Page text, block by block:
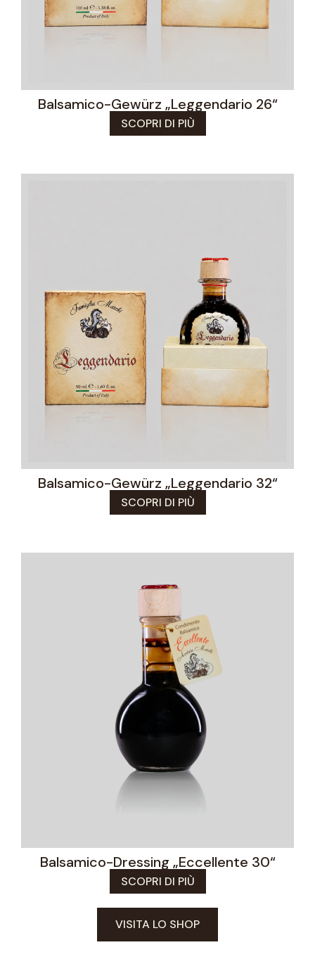
Balsamico-Gewürz „Leggendario 26“
SCOPRI DI PIÙ
Balsamico-Gewürz „Leggendario 32“
SCOPRI DI PIÙ
Balsamico-Dressing „Eccellente 30“
SCOPRI DI PIÙ
VISITA LO SHOP